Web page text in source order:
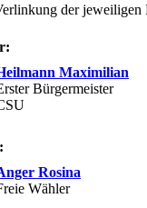
der jeweiligen
Maximilian
Bürgermeister
Rosina
Wähler